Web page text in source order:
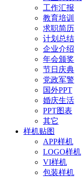
工作汇报
教育培训
求职简历
计划总结
企业介绍
年会颁奖
节日庆典
党政军警
国外PPT
婚庆生活
PPT图表
其它
样机贴图
APP样机
LOGO样机
VI样机
包装样机